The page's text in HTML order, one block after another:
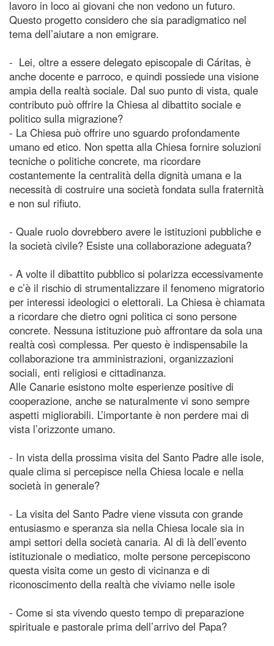
lavoro in loco ai giovani che non vedono un futuro.
Questo progetto considero che sia paradigmatico nel
tema dell’aiutare a non emigrare.
- Lei, oltre a essere delegato episcopale di Cáritas, è
anche docente e parroco, e quindi possiede una visione
ampia della realtà sociale. Dal suo punto di vista, quale
contributo può offrire la Chiesa al dibattito sociale e
politico sulla migrazione?
- La Chiesa può offrire uno sguardo profondamente
umano ed etico. Non spetta alla Chiesa fornire soluzioni
tecniche o politiche concrete, ma ricordare
costantemente la centralità della dignità umana e la
necessità di costruire una società fondata sulla fraternità
e non sul rifiuto.
- Quale ruolo dovrebbero avere le istituzioni pubbliche e
la società civile? Esiste una collaborazione adeguata?
- A volte il dibattito pubblico si polarizza eccessivamente
e c’è il rischio di strumentalizzare il fenomeno migratorio
per interessi ideologici o elettorali. La Chiesa è chiamata
a ricordare che dietro ogni politica ci sono persone
concrete. Nessuna istituzione può affrontare da sola una
realtà così complessa. Per questo è indispensabile la
collaborazione tra amministrazioni, organizzazioni
sociali, enti religiosi e cittadinanza.
Alle Canarie esistono molte esperienze positive di
cooperazione, anche se naturalmente vi sono sempre
aspetti migliorabili. L’importante è non perdere mai di
vista l’orizzonte umano.
- In vista della prossima visita del Santo Padre alle isole,
quale clima si percepisce nella Chiesa locale e nella
società in generale?
- La visita del Santo Padre viene vissuta con grande
entusiasmo e speranza sia nella Chiesa locale sia in
ampi settori della società canaria. Al di là dell’evento
istituzionale o mediatico, molte persone percepiscono
questa visita come un gesto di vicinanza e di
riconoscimento della realtà che viviamo nelle isole
- Come si sta vivendo questo tempo di preparazione
spirituale e pastorale prima dell’arrivo del Papa?